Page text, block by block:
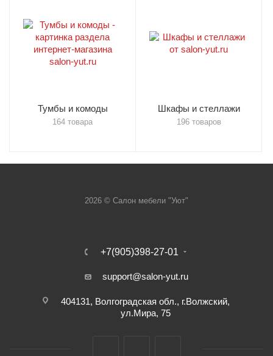
Тумбы и комоды
164 товара
Шкафы и стеллажи
196 товаров
2026 © Салон мебели "Уют"
+7(905)398-27-01
support@salon-yut.ru
404131, Волгоградская обл., г.Волжский,
ул.Мира, 75